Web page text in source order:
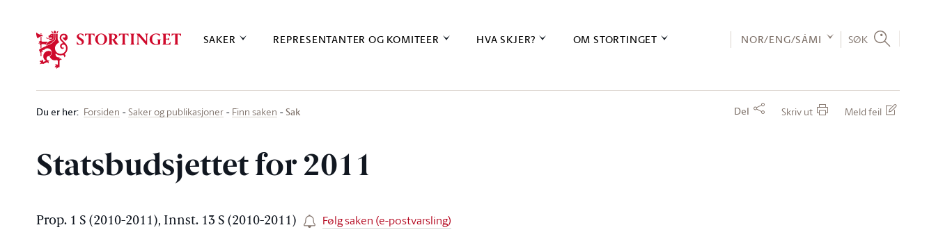
SAKER REPRESENTANTER OG KOMITEER HVA SKJER? OM STORTINGET NOR/ENG/SÁMI SØK
Du er her: Forsiden Saker og publikasjoner Finn saken Sak Del Skriv ut Meld feil
Statsbudsjettet for 2011
Prop. 1 S (2010-2011), Innst. 13 S (2010-2011) Følg saken (e-postvarsling)